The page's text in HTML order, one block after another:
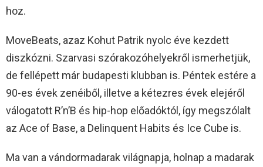
hoz.
MoveBeats, azaz Kohut Patrik nyolc éve kezdett
diszkózni. Szarvasi szórakozóhelyekről ismerhetjük,
de fellépett már budapesti klubban is. Péntek estére a
90-es évek zenéiből, illetve a kétezres évek elejéről
válogatott R’n’B és hip-hop előadóktól, így megszólalt
az Ace of Base, a Delinquent Habits és Ice Cube is.
Ma van a vándormadarak világnapja, holnap a madarak